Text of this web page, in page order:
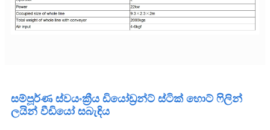
සම්පූර්ණ ස්වයංක්‍රීය ඩියෝඩ්‍රන්ට් ස්ටික් හොට් ෆිලින්
ලයින් වීඩියෝ සබැඳිය